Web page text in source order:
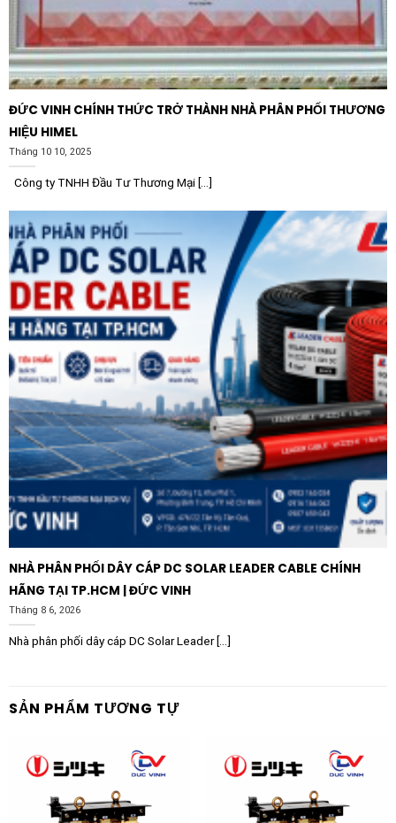
ĐỨC VINH CHÍNH THỨC TRỞ THÀNH NHÀ PHÂN PHỐI THƯƠNG
HIỆU HIMEL
Tháng 10 10, 2025
Công ty TNHH Đầu Tư Thương Mại [...]
NHÀ PHÂN PHỐI DÂY CÁP DC SOLAR LEADER CABLE CHÍNH
HÃNG TẠI TP.HCM | ĐỨC VINH
Tháng 8 6, 2026
Nhà phân phối dây cáp DC Solar Leader [...]
SẢN PHẨM TƯƠNG TỰ